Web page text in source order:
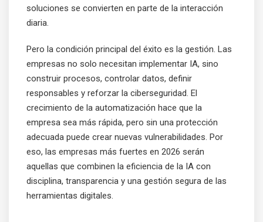
soluciones se convierten en parte de la interacción
diaria.
Pero la condición principal del éxito es la gestión. Las
empresas no solo necesitan implementar IA, sino
construir procesos, controlar datos, definir
responsables y reforzar la ciberseguridad. El
crecimiento de la automatización hace que la
empresa sea más rápida, pero sin una protección
adecuada puede crear nuevas vulnerabilidades. Por
eso, las empresas más fuertes en 2026 serán
aquellas que combinen la eficiencia de la IA con
disciplina, transparencia y una gestión segura de las
herramientas digitales.